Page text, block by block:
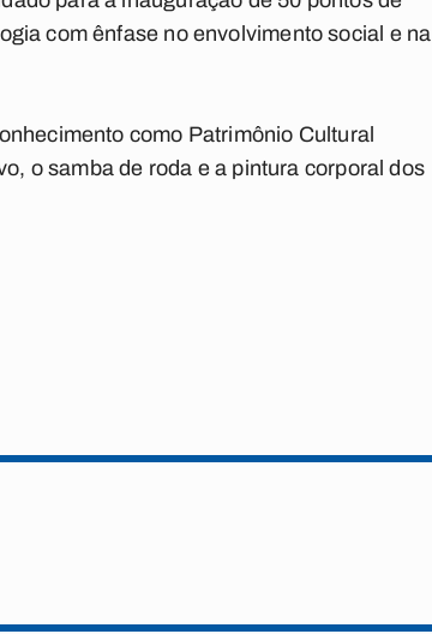
com ênfase no envolvimento social e na
como Patrimônio Cultural
o samba de roda e a pintura corporal dos